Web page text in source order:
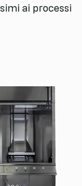
ai processi